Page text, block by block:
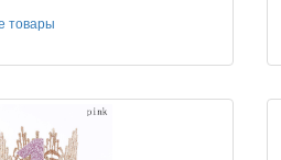
товары